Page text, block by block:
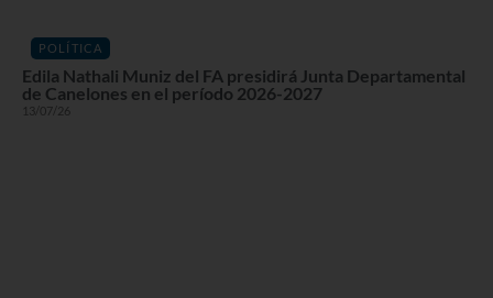
POLÍTICA
Edila Nathali Muniz del FA presidirá Junta Departamental
de Canelones en el período 2026-2027
13/07/26